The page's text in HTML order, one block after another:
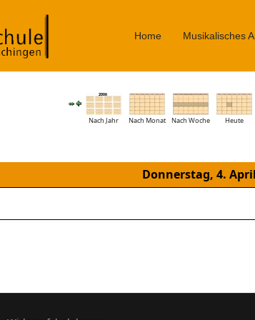
Home Musikalisches
Nach Jahr Nach Monat Nach Woche Heute
Donnerstag, 4.